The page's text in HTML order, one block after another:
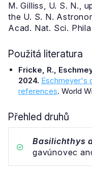
M. Gilliss, U. S. N.,
the U. S. N.
Acad. Nat. Sci.
Použitá literatura
Fricke, R.,
2024. Eschmeyer's
references. World
Přehled druhů
Basilichthys
gavúnovec